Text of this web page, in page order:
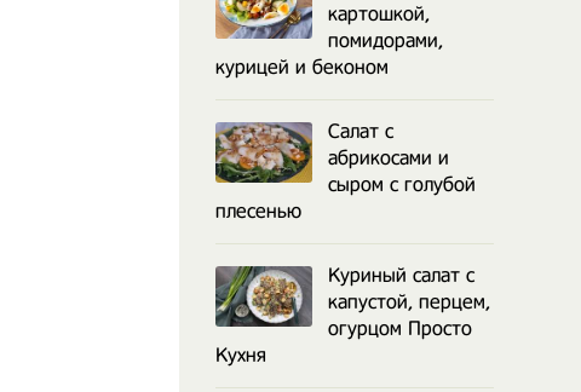
картошкой,
помидорами,
курицей и беконом
Салат с
абрикосами и
сыром с голубой
плесенью
Куриный салат с
капустой, перцем,
огурцом Просто
Кухня